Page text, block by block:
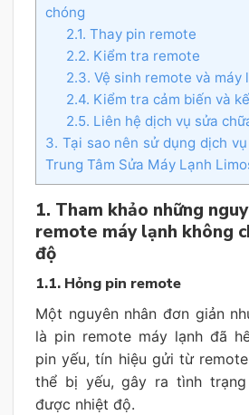
chóng
2.1. Thay pin remote
2.2. Kiểm tra remote
2.3. Vệ sinh remote và máy
2.4. Kiểm tra cảm biến và
2.5. Liên hệ dịch vụ sửa
3. Tại sao nên sử dụng dịch
Trung Tâm Sửa Máy Lạnh
1. Tham khảo những
remote máy lạnh không
độ
1.1. Hỏng pin remote
Một nguyên nhân đơn giản
là pin remote máy lạnh đã
pin yếu, tín hiệu gửi từ
thể bị yếu, gây ra tình
được nhiệt độ.